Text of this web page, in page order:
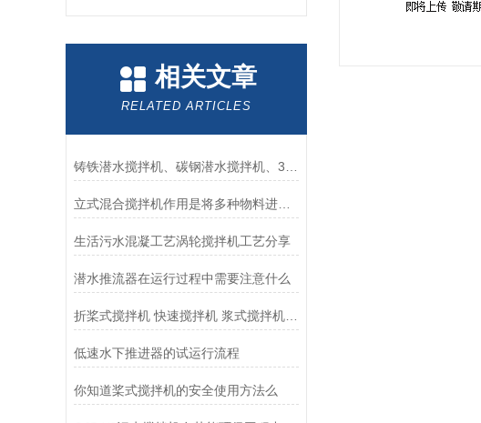
相关文章
RELATED ARTICLES
立式混合搅拌机作用是将多种物料进行充分混合
生活污水混凝工艺涡轮搅拌机工艺分享
潜水推流器在运行过程中需要注意什么
折桨式搅拌机 快速搅拌机 浆式搅拌机 加药搅拌机优势
低速水下推进器的试运行流程
你知道桨式搅拌机的安全使用方法么